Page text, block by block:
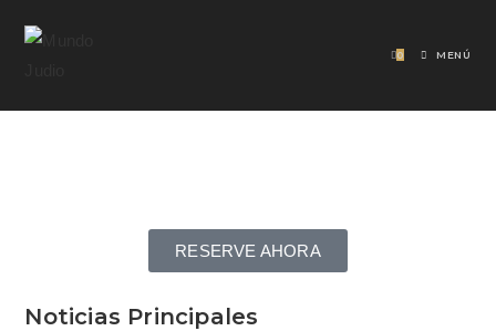
0 MENÚ
RESERVE AHORA
Noticias Principales